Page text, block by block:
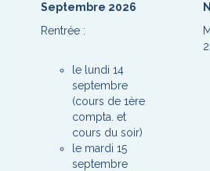
Septembre 2026
Rentrée :
le lundi 14
septembre
(cours de 1ère
compta. et
cours du soir)
le mardi 15
septembre